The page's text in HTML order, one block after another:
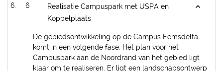
6
Realisatie Campuspark met USPA en
Koppelplaats
De gebiedsontwikkeling op de Campus Eemsdelta
komt in een volgende fase. Het plan voor het
Campuspark aan de Noordrand van het gebied ligt
klaar om te realiseren. Er ligt een landschapsontwerp